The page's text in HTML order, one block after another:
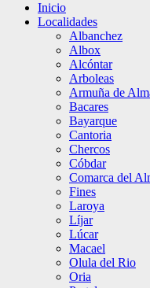
Inicio
Localidades
Albanchez
Albox
Alcóntar
Arboleas
Armuña de
Bacares
Bayarque
Cantoria
Chercos
Cóbdar
Comarca del
Fines
Laroya
Líjar
Lúcar
Macael
Olula del Rio
Oria